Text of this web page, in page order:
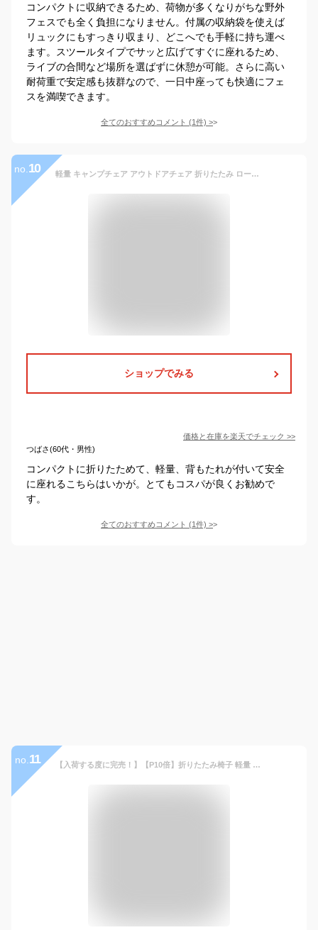
コンパクトに収納できるため、荷物が多くなりがちな野外
フェスでも全く負担になりません。付属の収納袋を使えば
リュックにもすっきり収まり、どこへでも手軽に持ち運べ
ます。スツールタイプでサッと広げてすぐに座れるため、
ライブの合間など場所を選ばずに休憩が可能。さらに高い
耐荷重で安定感も抜群なので、一日中座っても快適にフェ
スを満喫できます。
全てのおすすめコメント (1件) >
no. 10 軽量 キャンプチェア アウトドアチェア 折りたたみ ローチェア 軽い コンパクト 頑丈 キャンプチェア おしゃれ キャンプ用品 レジャーチェア 軽量 折りたたみ椅子 沈みにくい コンパクト 組立簡単 防災 送料無料 BBQ ソロ キャンプ用品 運動会 ハイバック
ショップでみる
価格と在庫を楽天でチェック >>
つばさ(60代・男性)
コンパクトに折りたためて、軽量、背もたれが付いて安全
に座れるこちらはいかが。とてもコスパが良くお勧めで
す。
全てのおすすめコメント (1件) >
no. 11 【入荷する度に完売！】【P10倍】折りたたみ椅子 軽量 コンパクト 持ち運び FUJIKAZE 楽々チェア 便利 アウトドアチェア 320g ショルダーベルト付き 収納袋一体型 座面一体式 花火 花見 万博 ディズニー 夏フェス アルミ製 オックスフォード 3色展開